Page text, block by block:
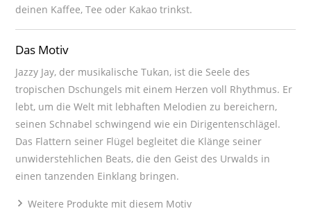
deinen Kaffee, Tee oder Kakao trinkst.
Das Motiv
Jazzy Jay, der musikalische Tukan, ist die Seele des
tropischen Dschungels mit einem Herzen voll Rhythmus. Er
lebt, um die Welt mit lebhaften Melodien zu bereichern,
seinen Schnabel schwingend wie ein Dirigentenschlägel.
Das Flattern seiner Flügel begleitet die Klänge seiner
unwiderstehlichen Beats, die den Geist des Urwalds in
einen tanzenden Einklang bringen.
Weitere Produkte mit diesem Motiv